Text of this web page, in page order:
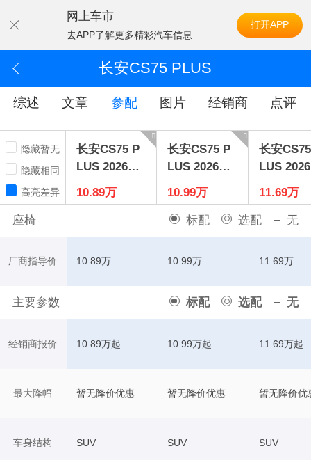
网上车市
去APP了解更多精彩汽车信息
打开APP
长安CS75 PLUS
综述 文章 参配 图片 经销商 点评
隐藏暂无
隐藏相同
高亮差异
长安CS75 P
LUS 2026款
智慧冠军版
1.5T 新蓝鲸
10.89万
长安CS75 P
LUS 2026款
第四代 1.5T
蓝鲸超擎真
香型
10.99万
长安
LUS
智慧冠军
1.5T 新
智航型
11.69万
座椅 标配 选配 无
厂商指导价
主要参数 标配 选配 无
经销商报价
最大降幅
车身结构
10.89万 10.99万 11.69万
10.89万起 10.99万起 11.69万起
暂无降价优惠 暂无降价优惠 暂无降价优
SUV SUV SUV